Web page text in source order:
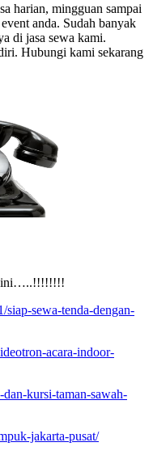
harian, mingguan sampai
anda. Sudah banyak
di jasa sewa kami.
Hubungi kami sekarang
ini…..!!!!!!!!
siap-sewa-tenda-dengan-
acara-indoor-
kursi-taman-sawah-
jakarta-pusat/